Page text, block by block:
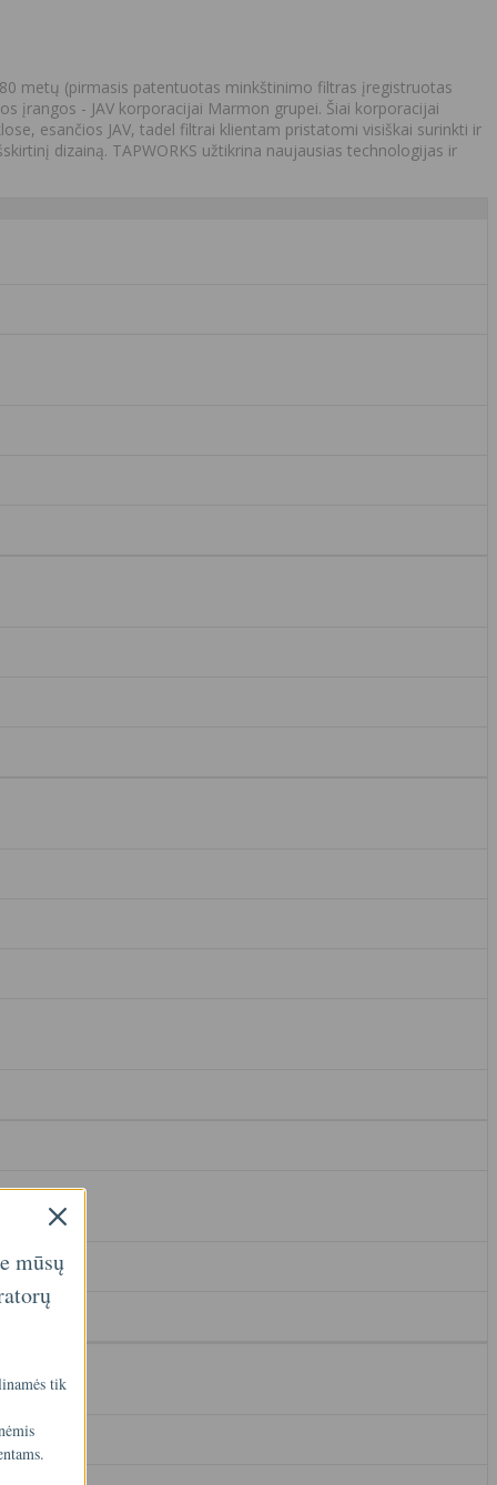
metų (pirmasis patentuotas minkštinimo filtras įregistruotas
įrangos - JAV korporacijai Marmon grupei. Šiai korporacijai
esančios JAV, tadel filtrai klientam pristatomi visiškai surinkti ir
dizainą. TAPWORKS užtikrina naujausias technologijas ir
mūsų
tik